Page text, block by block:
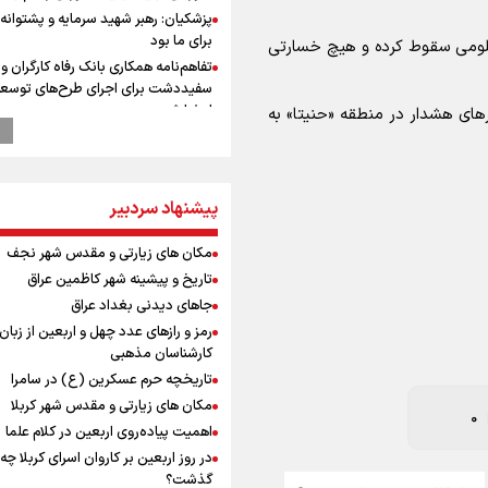
سقوط کرده و هیچ خسارتی
هشدار در منطقه «حنیتا» به
پزشکیان: رهبر شهید سرمایه و
برای ما بود
تفاهم‌نامه همکاری بانک رفاه کارگران
سفیددشت برای اجرای طرح‌های
امضا شد
گزارشی از ورود وزیر ورزش و جوانان
عماد احمدوند : نسخه نانویی برای حل
بحران منابع آبی کشور
رهبر شهید انقلاب: ادّعاهای دروغین
آمریکایی‌ها باید افشا شود
یحیی سریع: در عملیاتی گسترده
نظامی وابسته به عربستان را هدف قرار
در مرزهای شلمچه و چذابه ثبت شد /
هزار موکب در خوزستان و
نجف تا کربلا
وقتی از وفاق صحبت می‌کنم، منظورم
هستند/ مسیر اصلاحات آغاز شده و
پیشنهاد سردبیر
مکان های زیارتی و مقدس شهر نجف
تاریخ و پیشینه شهر کاظمین عراق
جاهای دیدنی بغداد عراق
رمز و رازهای عدد چهل و اربعین از زبان
کارشناسان مذهبی
تاریخچه حرم عسکرین (ع) در سامرا
مکان های زیارتی و مقدس شهر کربلا
اهمیت پیاده‌روی اربعین در کلام علما
در روز اربعین بر کاروان اسرای کربلا چه
گذشت؟